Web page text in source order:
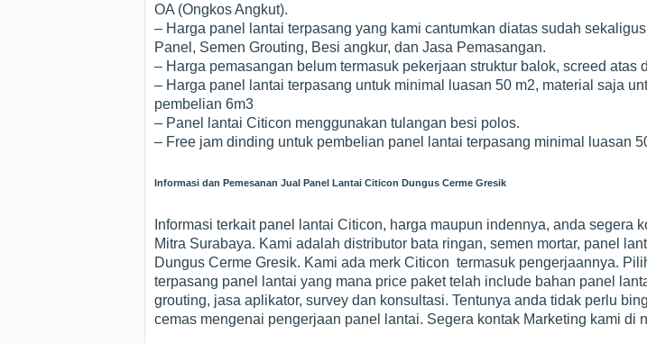
OA (Ongkos Angkut).
– Harga panel lantai terpasang yang kami cantumkan diatas sudah
Panel, Semen Grouting, Besi angkur, dan Jasa Pemasangan.
– Harga pemasangan belum termasuk pekerjaan struktur balok, screed atas
– Harga panel lantai terpasang untuk minimal luasan 50 m2, material saja
pembelian 6m3
– Panel lantai Citicon menggunakan tulangan besi polos.
– Free jam dinding untuk pembelian panel lantai terpasang minimal luasan
Informasi dan Pemesanan Jual Panel Lantai Citicon Dungus Cerme Gresik
Informasi terkait panel lantai Citicon, harga maupun indennya, anda segera
Mitra Surabaya. Kami adalah distributor bata ringan, semen mortar, panel
Dungus Cerme Gresik. Kami ada merk Citicon termasuk pengerjaannya.
terpasang panel lantai yang mana price paket telah include bahan panel
grouting, jasa aplikator, survey dan konsultasi. Tentunya anda tidak perlu
cemas mengenai pengerjaan panel lantai. Segera kontak Marketing kami di